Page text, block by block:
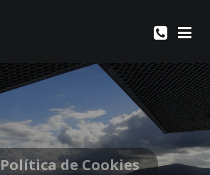
Política de Cookies